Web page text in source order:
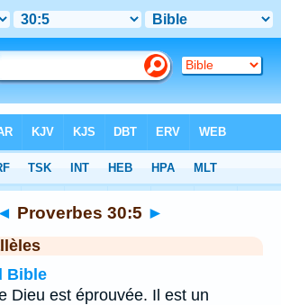
◄ Proverbes 30:5 ►
Bible
Dieu est éprouvée. Il est un